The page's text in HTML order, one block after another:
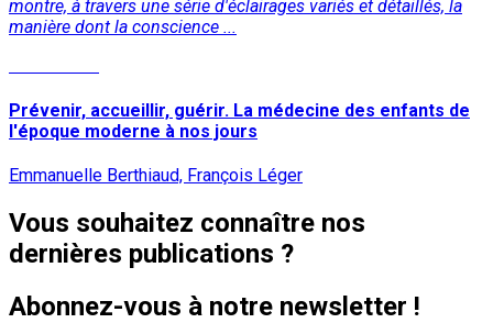
montre, à travers une série d'éclairages variés et détaillés, la
manière dont la conscience ...
Prévenir, accueillir, guérir. La médecine des enfants de
l'époque moderne à nos jours
Emmanuelle Berthiaud, François Léger
Vous souhaitez connaître nos
dernières publications ?
Abonnez-vous à notre newsletter !